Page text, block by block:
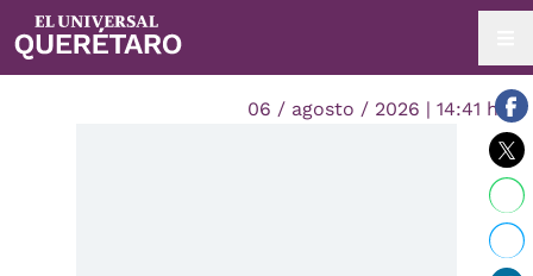
06 / agosto / 2026 | 14:41 hrs.